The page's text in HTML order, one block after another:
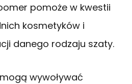
pomoże w kwestii
kosmetyków i
danego rodzaju szaty.
wywoływać